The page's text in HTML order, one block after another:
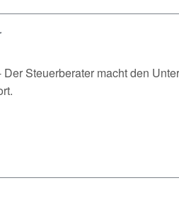
Steuerberater macht den